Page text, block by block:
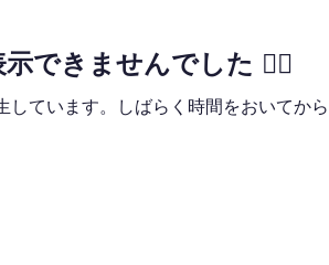
できませんでした 🙇‍♂️
しています。しばらく時間をおいてから